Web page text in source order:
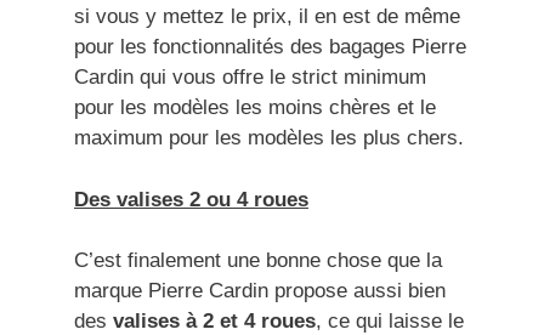
si vous y mettez le prix, il en est de même
pour les fonctionnalités des bagages Pierre
Cardin qui vous offre le strict minimum
pour les modèles les moins chères et le
maximum pour les modèles les plus chers.
Des valises 2 ou 4 roues
C’est finalement une bonne chose que la
marque Pierre Cardin propose aussi bien
des valises à 2 et 4 roues, ce qui laisse le